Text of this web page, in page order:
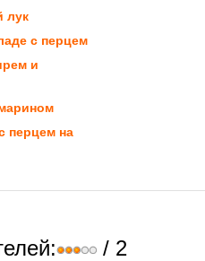
лук
с перцем
и
перцем на
/ 2